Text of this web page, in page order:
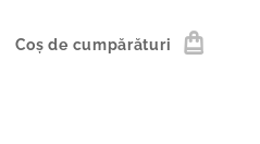
Coș de cumpărături